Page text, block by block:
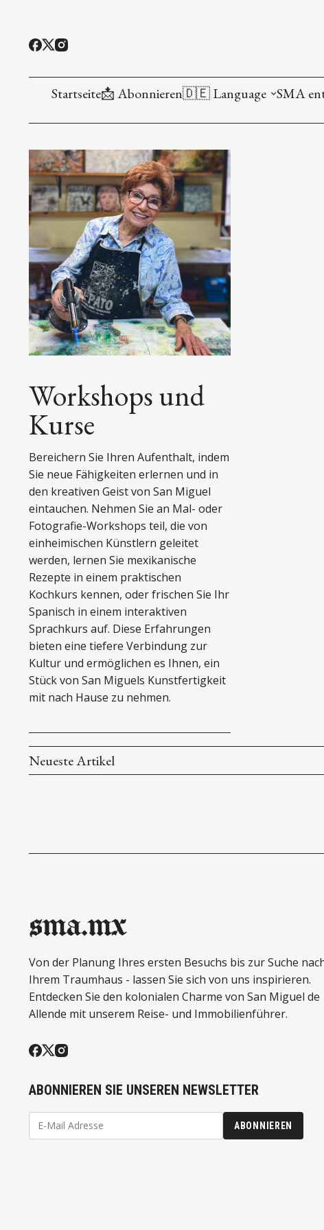
Startseite📩 Abonnieren🇩🇪 Language SMA
Workshops und
Kurse
Bereichern Sie Ihren Aufenthalt, indem
Sie neue Fähigkeiten erlernen und in
den kreativen Geist von San Miguel
eintauchen. Nehmen Sie an Mal- oder
Fotografie-Workshops teil, die von
einheimischen Künstlern geleitet
werden, lernen Sie mexikanische
Rezepte in einem praktischen
Kochkurs kennen, oder frischen Sie Ihr
Spanisch in einem interaktiven
Sprachkurs auf. Diese Erfahrungen
bieten eine tiefere Verbindung zur
Kultur und ermöglichen es Ihnen, ein
Stück von San Miguels Kunstfertigkeit
mit nach Hause zu nehmen.
Neueste Artikel
sma.mx
Von der Planung Ihres ersten Besuchs bis zur Suche
Ihrem Traumhaus - lassen Sie sich von uns inspirieren.
Entdecken Sie den kolonialen Charme von San Miguel de
Allende mit unserem Reise- und Immobilienführer.
ABONNIEREN SIE UNSEREN NEWSLETTER
ABONNIEREN